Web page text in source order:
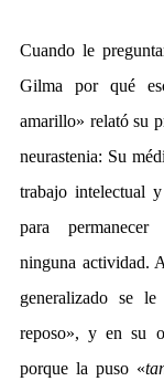
Cuando le
Gilma por qué
amarillo» relató su
neurastenia: Su
trabajo intelectual
para
ninguna actividad.
generalizado se
reposo», y en su
porque la puso «